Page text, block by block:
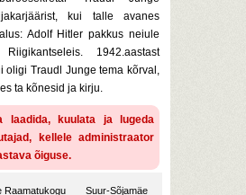
kui talle avanes
Adolf Hitler pakkus neiule
1942.aastast
oligi Traudl Junge tema kõrval,
ta kõnesid ja kirju.
laadida, kuulata ja lugeda
kellele administraator
õiguse.
Raamatukogu Suur-Sõjamäe